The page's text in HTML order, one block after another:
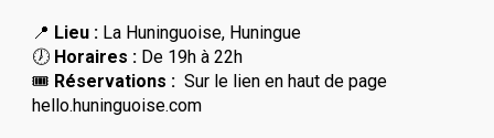
📍 Lieu : La Huninguoise, Huningue
🕖 Horaires : De 19h à 22h
🎟️ Réservations : Sur le lien en haut de page
hello.huninguoise.com